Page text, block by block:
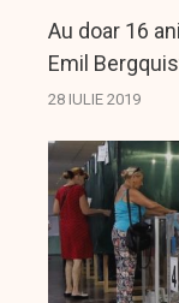
Au doar 16
Emil
partenerul
la jocul
28 IULIE 2019